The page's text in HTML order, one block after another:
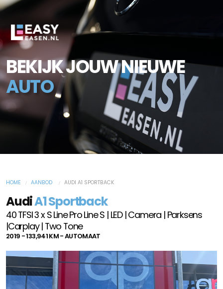
BEKIJK JOUW NIEUWE
AUTO
HOME AANBOD AUDI A1 SPORTBACK
AudiA1 Sportback
40 TFSI 3 x S Line Pro Line S | LED | Camera | Parksens
|Carplay | Two Tone
2019 - 133,941 KM - AUTOMAAT